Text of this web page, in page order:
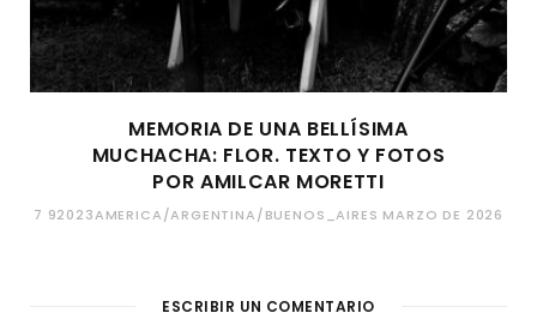
MEMORIA DE UNA BELLÍSIMA
MUCHACHA: FLOR. TEXTO Y FOTOS
POR AMILCAR MORETTI
7 92023AMERICA/ARGENTINA/BUENOS_AIRES MARZO DE 2026
ESCRIBIR UN COMENTARIO